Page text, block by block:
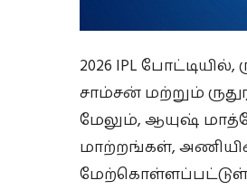
2026 IPL
சாம்சன் மற்றும்
மேலும், ஆயுஷ்
மாற்றங்கள்,